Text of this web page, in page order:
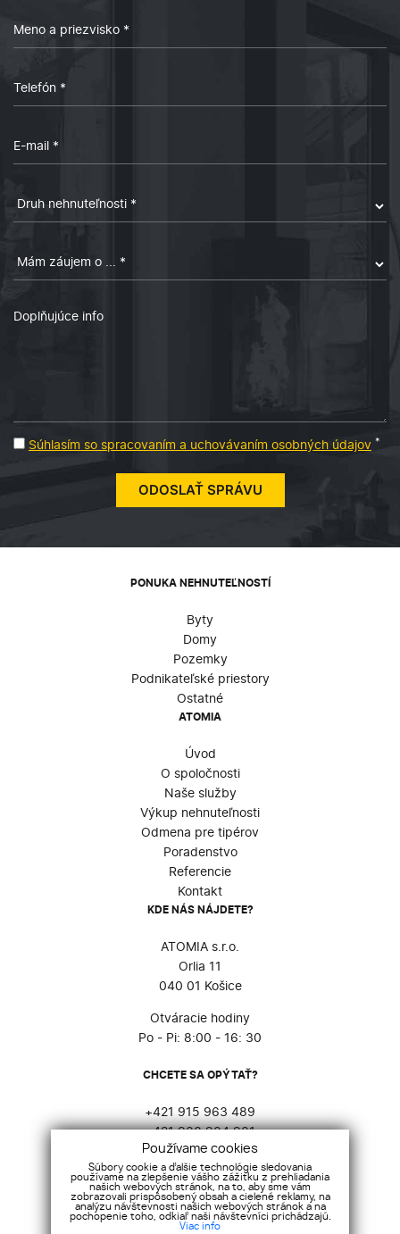
Používame cookies
Súbory cookie a ďalšie technológie sledovania
používame na zlepšenie vášho zážitku z prehliadania
našich webových stránok, na to, aby sme vám
zobrazovali prispôsobený obsah a cielené reklamy, na
analýzu návštevnosti našich webových stránok a na
pochopenie toho, odkiaľ naši návštevníci prichádzajú.
Viac info
Súhlasím so spracovaním a uchovávaním osobných údajov *
PONUKA NEHNUTEĽNOSTÍ
Byty
Domy
Pozemky
Podnikateľské priestory
Ostatné
ATOMIA
Úvod
O spoločnosti
Naše služby
Výkup nehnuteľnosti
Odmena pre tipérov
Poradenstvo
Referencie
Kontakt
KDE NÁS NÁJDETE?
ATOMIA s.r.o.
Orlia 11
040 01 Košice
Otváracie hodiny
Po - Pi: 8:00 - 16: 30
CHCETE SA OPÝTAŤ?
+421 915 963 489
+421 903 904 901
atomia@atomia.sk
SOCIÁLNE SIETE